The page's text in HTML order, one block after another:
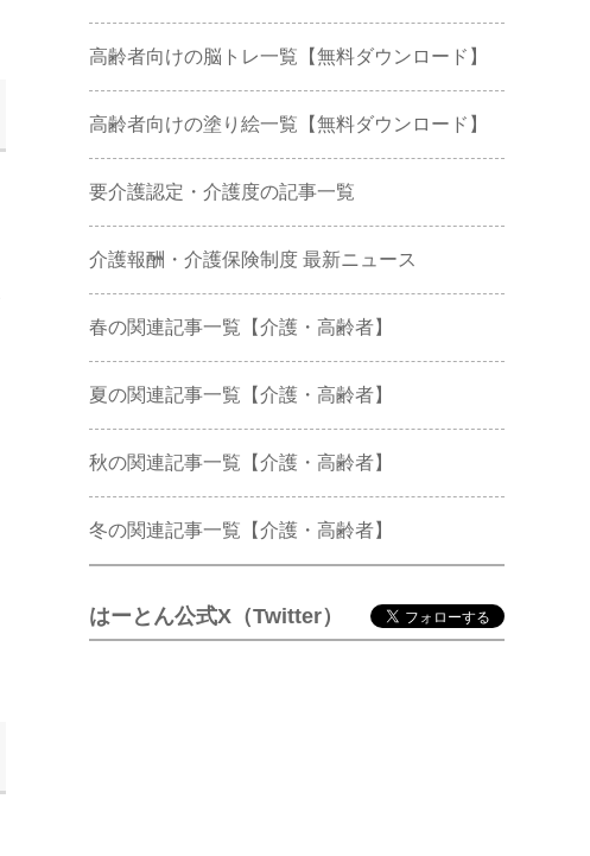
高齢者向けの脳トレ一覧【無料ダウンロード】
高齢者向けの塗り絵一覧【無料ダウンロード】
要介護認定・介護度の記事一覧
介護報酬・介護保険制度 最新ニュース
春の関連記事一覧【介護・高齢者】
夏の関連記事一覧【介護・高齢者】
秋の関連記事一覧【介護・高齢者】
冬の関連記事一覧【介護・高齢者】
はーとん公式X（Twitter）